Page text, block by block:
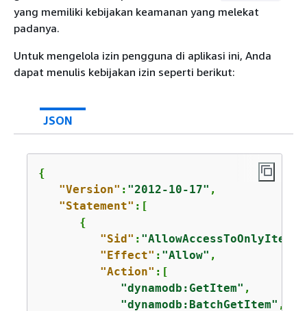
yang memiliki kebijakan keamanan yang melekat
padanya.
Untuk mengelola izin pengguna di aplikasi ini, Anda
dapat menulis kebijakan izin seperti berikut:
JSON
{
"Version" : "2012-10-17" ,
"Statement" :[
{
"Sid" :
"Effect" : "Allow" ,
"Action" :[
"dynamodb:GetItem" ,
"dynamodb:BatchGetItem" ,